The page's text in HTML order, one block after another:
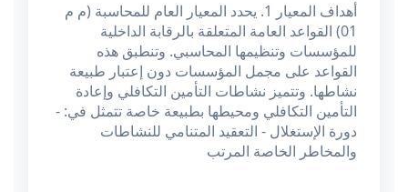
أهداف المعيار 1. يحدد المعيار العام للمحاسبة (م م
01) القواعد العامة المتعلقة بالرقابة الداخلية
للمؤسسات وتنظيمها المحاسبي. وتنطبق هذه
القواعد على مجمل المؤسسات دون إعتبار طبيعة
نشاطها. وتتميز نشاطات التأمين التكافلي وإعادة
التأمين التكافلي ومحيطها بطبيعة خاصة تتمثل في: -
دورة الإستغلال - التعقيد المتنامي للنشاطات
والمخاطر الخاصة المرتب